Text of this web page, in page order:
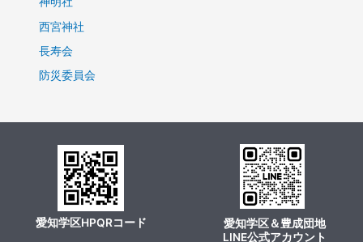
西宮神社
長寿会
防災委員会
愛知学区HPQRコード
愛知学区＆豊成団地
LINE公式アカウント